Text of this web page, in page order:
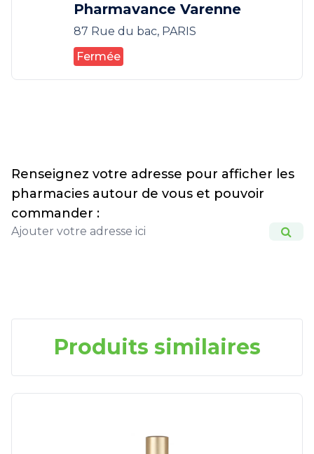
Pharmavance Varenne
87 Rue du bac, PARIS
Fermée
Renseignez votre adresse pour afficher les
pharmacies autour de vous et pouvoir
commander :
Produits similaires